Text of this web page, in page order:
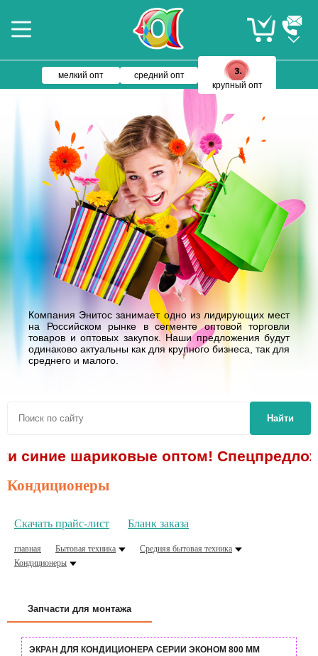
мелкий опт
средний опт
крупный опт
Компания Энитос занимает одно из лидирующих мест
на Российском рынке в сегменте оптовой торговли
товаров и оптовых закупок. Наши предложения будут
одинаково актуальны как для крупного бизнеса, так для
среднего и малого.
Найти
синие шариковые оптом!
Кондиционеры
Скачать прайс-лист Бланк заказа
главная Бытовая техника
Средняя бытовая техника
Кондиционеры
Запчасти для монтажа
ЭКРАН ДЛЯ КОНДИЦИОНЕРА СЕРИИ ЭКОНОМ 800 ММ